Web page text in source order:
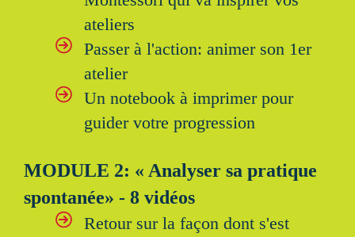
ateliers
Passer à l'action: animer son 1er
atelier
Un notebook à imprimer pour
guider votre progression
MODULE 2: « Analyser sa pratique
spontanée» - 8 vidéos
Retour sur la façon dont s'est